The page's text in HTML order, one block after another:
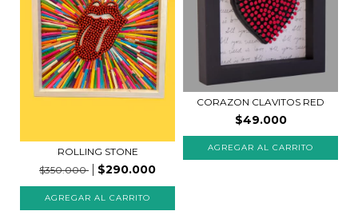
ROLLING STONE
$350.000
$290.000
CORAZON CLAVITOS RED
$49.000
AGREGAR AL CARRITO